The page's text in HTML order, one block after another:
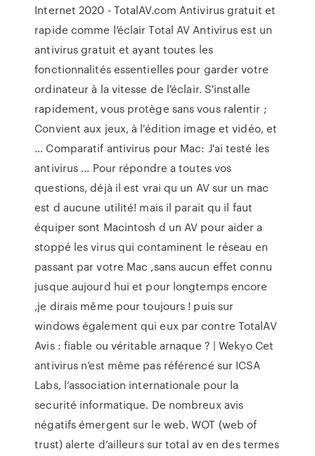
Internet 2020 - TotalAV.com Antivirus gratuit et
rapide comme l’éclair Total AV Antivirus est un
antivirus gratuit et ayant toutes les
fonctionnalités essentielles pour garder votre
ordinateur à la vitesse de l'éclair. S'installe
rapidement, vous protège sans vous ralentir ;
Convient aux jeux, à l'édition image et vidéo, et
… Comparatif antivirus pour Mac: J'ai testé les
antivirus ... Pour répondre a toutes vos
questions, déjà il est vrai qu un AV sur un mac
est d aucune utilité! mais il parait qu il faut
équiper sont Macintosh d un AV pour aider a
stoppé les virus qui contaminent le réseau en
passant par votre Mac ,sans aucun effet connu
jusque aujourd hui et pour longtemps encore
,je dirais même pour toujours ! puis sur
windows également qui eux par contre TotalAV
Avis : fiable ou véritable arnaque ? | Wekyo Cet
antivirus n’est même pas référencé sur ICSA
Labs, l’association internationale pour la
securité informatique. De nombreux avis
négatifs émergent sur le web. WOT (web of
trust) alerte d’ailleurs sur total av en des termes